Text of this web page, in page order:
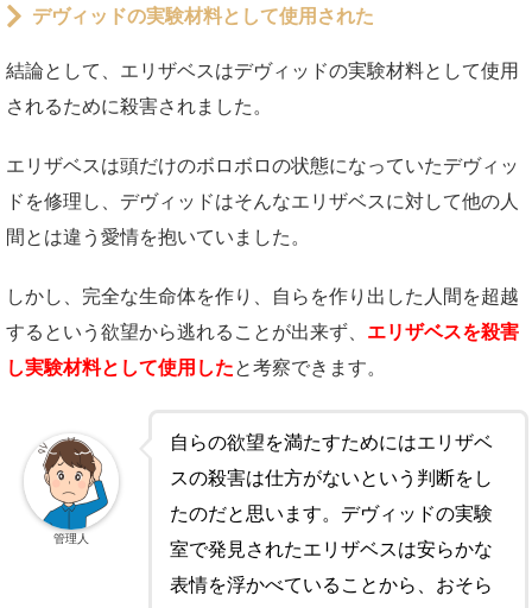
デヴィッドの実験材料として使用された
結論として、エリザベスはデヴィッドの実験材料として使用
されるために殺害されました。
エリザベスは頭だけのボロボロの状態になっていたデヴィッ
ドを修理し、デヴィッドはそんなエリザベスに対して他の人
間とは違う愛情を抱いていました。
しかし、完全な生命体を作り、自らを作り出した人間を超越
するという欲望から逃れることが出来ず、 エリザベスを殺害
し実験材料として使用したと考察できます。
自らの欲望を満たすためにはエリザベ
スの殺害は仕方がないという判断をし
たのだと思います。デヴィッドの実験
室で発見されたエリザベスは安らかな
表情を浮かべていることから、おそら
管理人